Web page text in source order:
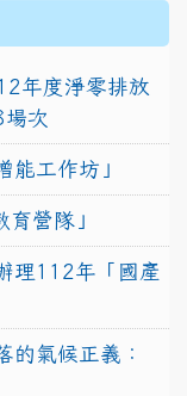
年度淨零排放
次
能工作坊」
營隊」
理112年「國產
的氣候正義：